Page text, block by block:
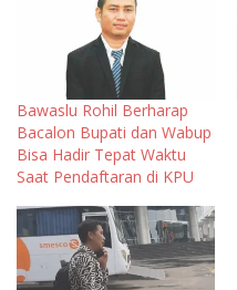
Bawaslu Rohil Berharap
Bacalon Bupati dan Wabup
Bisa Hadir Tepat Waktu
Saat Pendaftaran di KPU